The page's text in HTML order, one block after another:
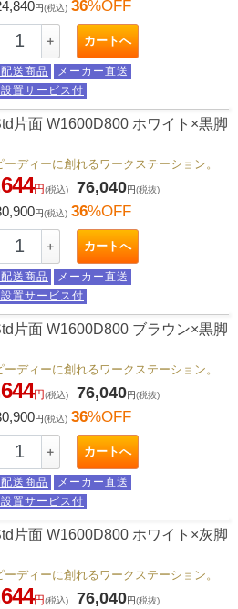
円(税込) 36%OFF
＋ カートへ
送商品
メーカー直送
置サービス付
片面 W1600D800 ホワイト×黒脚
ディーに創れるワークステーション。
円(税込) 76,040円(税抜)
円(税込) 36%OFF
＋ カートへ
送商品
メーカー直送
置サービス付
片面 W1600D800 ブラウン×黒脚
ディーに創れるワークステーション。
円(税込) 76,040円(税抜)
円(税込) 36%OFF
＋ カートへ
送商品
メーカー直送
置サービス付
片面 W1600D800 ホワイト×灰脚
ディーに創れるワークステーション。
円(税込) 76,040円(税抜)